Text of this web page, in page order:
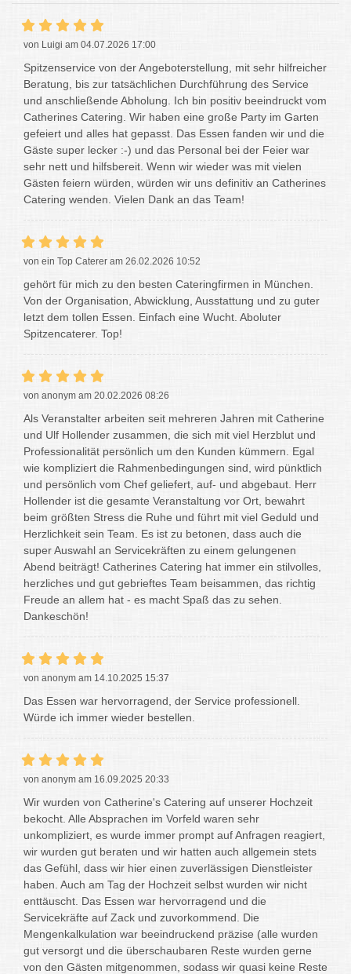
von Luigi am 04.07.2026 17:00
Spitzenservice von der Angeboterstellung, mit sehr hilfreicher
Beratung, bis zur tatsächlichen Durchführung des Service
und anschließende Abholung. Ich bin positiv beeindruckt vom
Catherines Catering. Wir haben eine große Party im Garten
gefeiert und alles hat gepasst. Das Essen fanden wir und die
Gäste super lecker :-) und das Personal bei der Feier war
sehr nett und hilfsbereit. Wenn wir wieder was mit vielen
Gästen feiern würden, würden wir uns definitiv an Catherines
Catering wenden. Vielen Dank an das Team!
von ein Top Caterer am 26.02.2026 10:52
gehört für mich zu den besten Cateringfirmen in München.
Von der Organisation, Abwicklung, Ausstattung und zu guter
letzt dem tollen Essen. Einfach eine Wucht. Aboluter
Spitzencaterer. Top!
von anonym am 20.02.2026 08:26
Als Veranstalter arbeiten seit mehreren Jahren mit Catherine
und Ulf Hollender zusammen, die sich mit viel Herzblut und
Professionalität persönlich um den Kunden kümmern. Egal
wie kompliziert die Rahmenbedingungen sind, wird pünktlich
und persönlich vom Chef geliefert, auf- und abgebaut. Herr
Hollender ist die gesamte Veranstaltung vor Ort, bewahrt
beim größten Stress die Ruhe und führt mit viel Geduld und
Herzlichkeit sein Team. Es ist zu betonen, dass auch die
super Auswahl an Servicekräften zu einem gelungenen
Abend beiträgt! Catherines Catering hat immer ein stilvolles,
herzliches und gut gebrieftes Team beisammen, das richtig
Freude an allem hat - es macht Spaß das zu sehen.
Dankeschön!
von anonym am 14.10.2025 15:37
Das Essen war hervorragend, der Service professionell.
Würde ich immer wieder bestellen.
von anonym am 16.09.2025 20:33
Wir wurden von Catherine's Catering auf unserer Hochzeit
bekocht. Alle Absprachen im Vorfeld waren sehr
unkompliziert, es wurde immer prompt auf Anfragen reagiert,
wir wurden gut beraten und wir hatten auch allgemein stets
das Gefühl, dass wir hier einen zuverlässigen Dienstleister
haben. Auch am Tag der Hochzeit selbst wurden wir nicht
enttäuscht. Das Essen war hervorragend und die
Servicekräfte auf Zack und zuvorkommend. Die
Mengenkalkulation war beeindruckend präzise (alle wurden
gut versorgt und die überschaubaren Reste wurden gerne
von den Gästen mitgenommen, sodass wir quasi keine Reste